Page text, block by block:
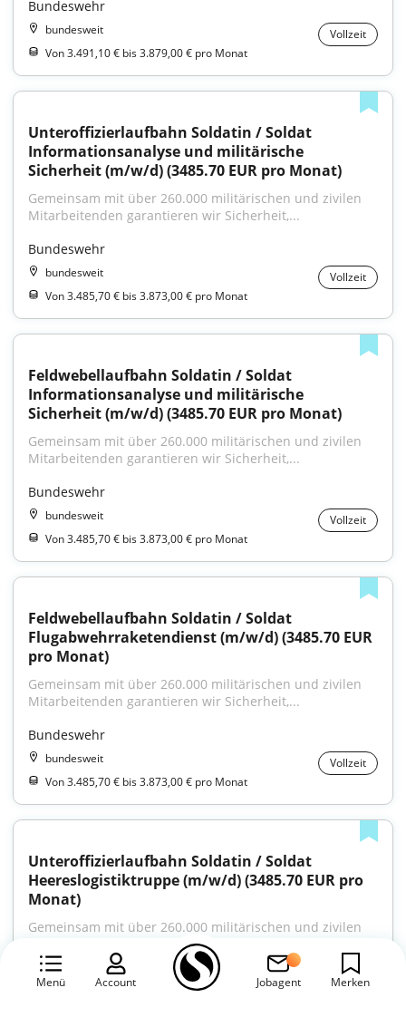
Bundeswehr
bundesweit
Vollzeit
Von 3.491,10 € bis 3.879,00 € pro Monat
Unteroffizierlaufbahn Soldatin / Soldat
Informationsanalyse und militärische
Sicherheit (m/w/d) (3485.70 EUR pro Monat)
Gemeinsam mit über 260.000 militärischen und zivilen
Mitarbeitenden garantieren wir Sicherheit,...
Bundeswehr
bundesweit
Vollzeit
Von 3.485,70 € bis 3.873,00 € pro Monat
Feldwebellaufbahn Soldatin / Soldat
Informationsanalyse und militärische
Sicherheit (m/w/d) (3485.70 EUR pro Monat)
Gemeinsam mit über 260.000 militärischen und zivilen
Mitarbeitenden garantieren wir Sicherheit,...
Bundeswehr
bundesweit
Vollzeit
Von 3.485,70 € bis 3.873,00 € pro Monat
Feldwebellaufbahn Soldatin / Soldat
Flugabwehrraketendienst (m/w/d) (3485.70 EUR
pro Monat)
Gemeinsam mit über 260.000 militärischen und zivilen
Mitarbeitenden garantieren wir Sicherheit,...
Bundeswehr
bundesweit
Vollzeit
Von 3.485,70 € bis 3.873,00 € pro Monat
Unteroffizierlaufbahn Soldatin / Soldat
Heereslogistiktruppe (m/w/d) (3485.70 EUR pro
Monat)
Gemeinsam mit über 260.000 militärischen und zivilen
Mitarbeitenden garantieren wir Sicherheit,...
Bundeswehr
Menü Account Jobagent Merken